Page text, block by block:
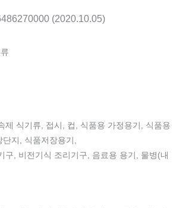
(2020.10.05)
제 식기류, 접시, 컵, 식품용 가정용기, 식품용
단지, 식품저장용기,
구, 비전기식 조리기구, 음료용 용기, 물병(내